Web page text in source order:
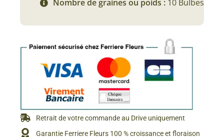
Nombre de graines ou poids : 10 Bulbes
Retrait de votre commande au Drive uniquement
Garantie Ferriere Fleurs 100 % croissance et floraison